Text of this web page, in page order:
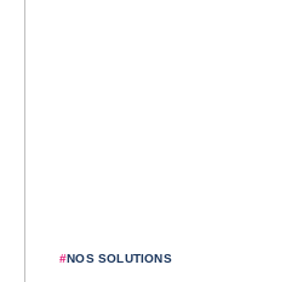
#NOS SOLUTIONS